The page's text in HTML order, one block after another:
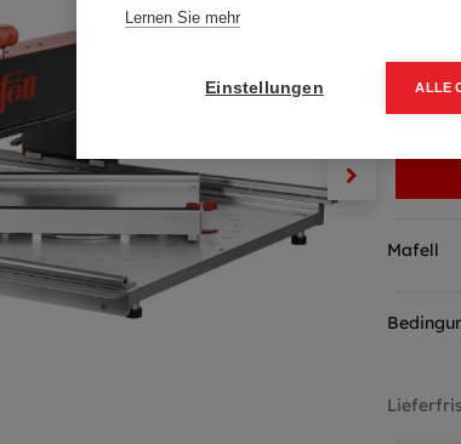
Mafell
Lernen Sie mehr
Einstellungen ALLE